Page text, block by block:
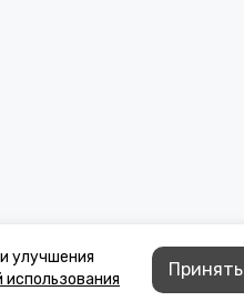
улучшения
использования
Принять